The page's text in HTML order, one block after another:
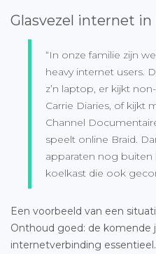
Glasvezel internet
“In onze familie zijn
heavy internet users.
z’n laptop, er kijkt
Carrie Diaries, of kijkt
Channel
speelt online Braid.
apparaten nog buiten
koelkast die ook
Een voorbeeld van een
Onthoud goed: de komende
internetverbinding